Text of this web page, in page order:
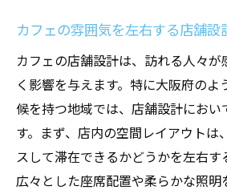
とは
大阪府の四季に応じた効
地域特性を活かした空調
例
気温変動と空調設計の関
気候変動に対応した持続
大阪府での季節ごとの空
カフェの雰囲気を左右する店舗設
カフェの店舗設計は、訪れる人々が
く影響を与えます。特に大阪府の
候を持つ地域では、店舗設計におい
す。まず、店内の空間レイアウトは
スして滞在できるかどうかを左右す
広々とした座席配置や柔らかな照明